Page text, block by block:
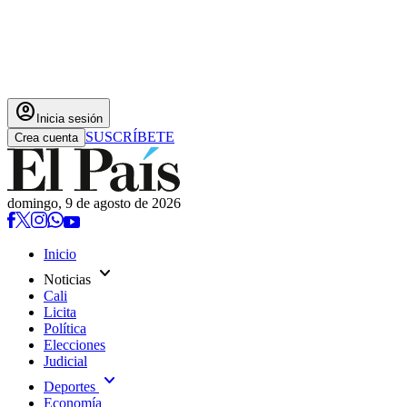
account_circle Inicia sesión
Crea cuenta SUSCRÍBETE
domingo, 9 de agosto de 2026
Inicio
Noticias expand_more
Cali
Licita
Política
Elecciones
Judicial
Deportes expand_more
Economía